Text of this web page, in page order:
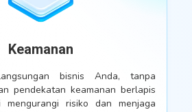
Keamanan
bisnis Anda, tanpa
pendekatan keamanan berlapis
mengurangi risiko dan menjaga